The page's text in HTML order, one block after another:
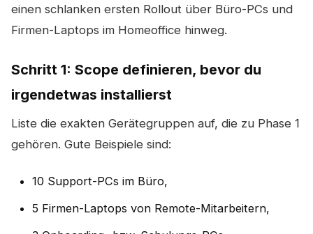
einen schlanken ersten Rollout über Büro-PCs und
Firmen-Laptops im Homeoffice hinweg.
Schritt 1: Scope definieren, bevor du
irgendetwas installierst
Liste die exakten Gerätegruppen auf, die zu Phase 1
gehören. Gute Beispiele sind:
10 Support-PCs im Büro,
5 Firmen-Laptops von Remote-Mitarbeitern,